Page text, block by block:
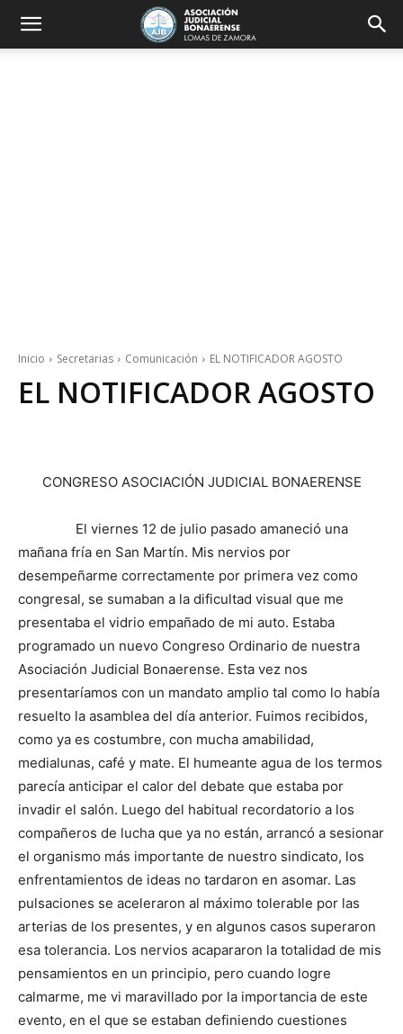
Inicio Secretarias Comunicación EL NOTIFICADOR AGOSTO
EL NOTIFICADOR AGOSTO
CONGRESO ASOCIACIÓN JUDICIAL BONAERENSE
El viernes 12 de julio pasado amaneció una
mañana fría en San Martín. Mis nervios por
desempeñarme correctamente por primera vez como
congresal, se sumaban a la dificultad visual que me
presentaba el vidrio empañado de mi auto. Estaba
programado un nuevo Congreso Ordinario de nuestra
Asociación Judicial Bonaerense. Esta vez nos
presentaríamos con un mandato amplio tal como lo había
resuelto la asamblea del día anterior. Fuimos recibidos,
como ya es costumbre, con mucha amabilidad,
medialunas, café y mate. El humeante agua de los termos
parecía anticipar el calor del debate que estaba por
invadir el salón. Luego del habitual recordatorio a los
compañeros de lucha que ya no están, arrancó a sesionar
el organismo más importante de nuestro sindicato, los
enfrentamientos de ideas no tardaron en asomar. Las
pulsaciones se aceleraron al máximo tolerable por las
arterias de los presentes, y en algunos casos superaron
esa tolerancia. Los nervios acapararon la totalidad de mis
pensamientos en un principio, pero cuando logre
calmarme, me vi maravillado por la importancia de este
evento, en el que se estaban definiendo cuestiones